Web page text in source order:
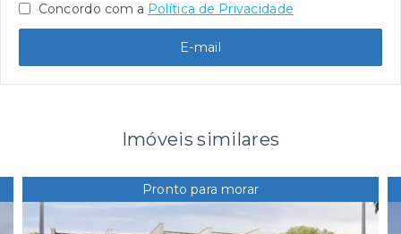
Concordo com a Política de Privacidade
E-mail
Imóveis similares
Pronto para morar